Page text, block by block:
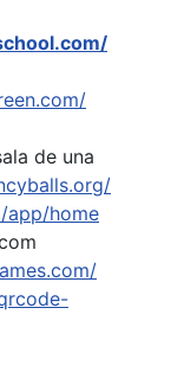
de una
app/home